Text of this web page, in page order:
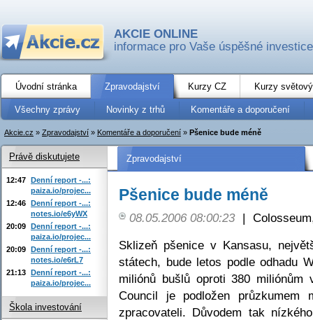
AKCIE ONLINE
informace pro Vaše úspěšné investice
Úvodní stránka Zpravodajství Kurzy CZ Kurzy
Všechny zprávy Novinky z trhů Komentáře a doporučení
Akcie.cz » Zpravodajství » Komentáře a doporučení » Pšenice bude méně
Zpravodajství
Pšenice bude méně
08.05.2006 08:00:23 |
Sklizeň pšenice v Kansasu,
státech, bude letos podle odhadu
miliónů bušlů oproti 380
Council je podložen
zpracovateli. Důvodem tak
Právě diskutujete
12:47 Denní report -...:
paiza.io/projec...
12:46 Denní report -...:
notes.io/e6yWX
20:09 Denní report -...:
paiza.io/projec...
20:09 Denní report -...:
notes.io/e6rL7
21:13 Denní report -...:
paiza.io/projec...
Škola investování